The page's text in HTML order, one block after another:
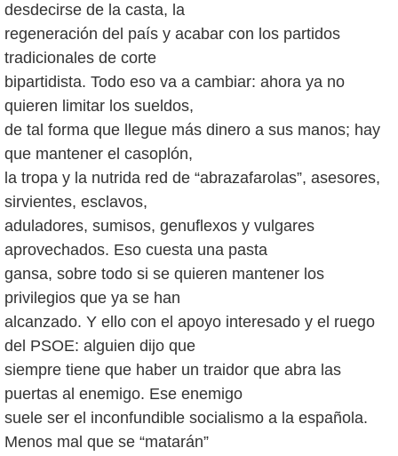
desdecirse de la casta, la
regeneración del país y acabar con los partidos
tradicionales de corte
bipartidista. Todo eso va a cambiar: ahora ya no
quieren limitar los sueldos,
de tal forma que llegue más dinero a sus manos; hay
que mantener el casoplón,
la tropa y la nutrida red de “abrazafarolas”, asesores,
sirvientes, esclavos,
aduladores, sumisos, genuflexos y vulgares
aprovechados. Eso cuesta una pasta
gansa, sobre todo si se quieren mantener los
privilegios que ya se han
alcanzado. Y ello con el apoyo interesado y el ruego
del PSOE: alguien dijo que
siempre tiene que haber un traidor que abra las
puertas al enemigo. Ese enemigo
suele ser el inconfundible socialismo a la española.
Menos mal que se “matarán”